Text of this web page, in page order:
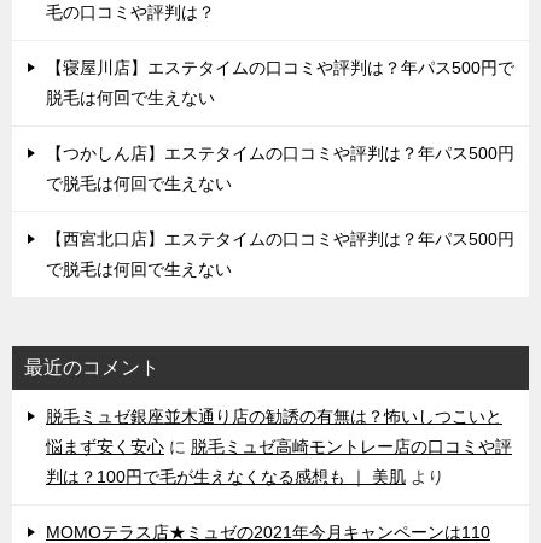
毛の口コミや評判は？
【寝屋川店】エステタイムの口コミや評判は？年パス500円で
脱毛は何回で生えない
【つかしん店】エステタイムの口コミや評判は？年パス500円
で脱毛は何回で生えない
【西宮北口店】エステタイムの口コミや評判は？年パス500円
で脱毛は何回で生えない
最近のコメント
脱毛ミュゼ銀座並木通り店の勧誘の有無は？怖いしつこいと
悩まず安く安心 に 脱毛ミュゼ高崎モントレー店の口コミや評
判は？100円で毛が生えなくなる感想も ｜ 美肌 より
MOMOテラス店★ミュゼの2021年今月キャンペーンは110